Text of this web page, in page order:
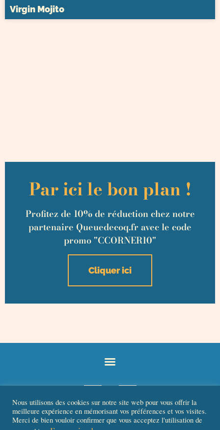
Virgin Mojito
Par ici le bon plan !
Profitez de 10% de réduction chez notre
partenaire Queuedecoq.fr avec le code
promo "CCORNER10"
Cliquer ici
Nous utilisons des cookies sur notre site web pour vous offrir la
meilleure expérience en mémorisant vos préférences et vos visites.
Merci de bien vouloir confirmer que vous acceptez l'utilisation de